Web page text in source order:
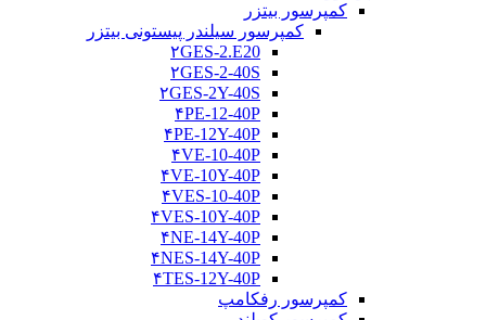
کمپرسور بیتزر
کمپرسور سیلندر پیستونی بیتزر
۲GES-2.E20
۲GES-2-40S
۲GES-2Y-40S
۴PE-12-40P
۴PE-12Y-40P
۴VE-10-40P
۴VE-10Y-40P
۴VES-10-40P
۴VES-10Y-40P
۴NE-14Y-40P
۴NES-14Y-40P
۴TES-12Y-40P
کمپرسور رفکامپ